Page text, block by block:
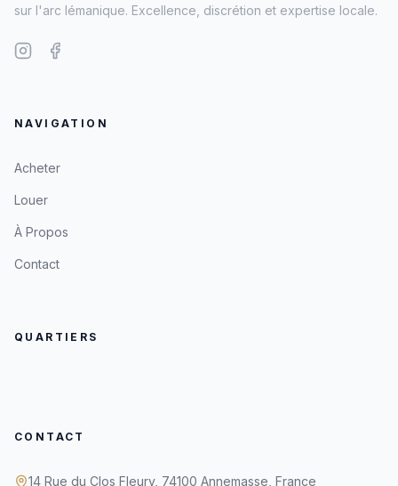
sur l'arc lémanique. Excellence, discrétion et expertise locale.
NAVIGATION
Acheter
Louer
À Propos
Contact
QUARTIERS
CONTACT
14 Rue du Clos Fleury, 74100 Annemasse, France